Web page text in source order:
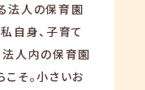
法人の保育園
自身、子育て
法人内の保育園
そ。小さいお